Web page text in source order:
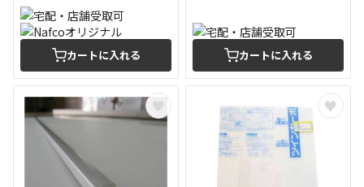
カートに入れる カートに入れる